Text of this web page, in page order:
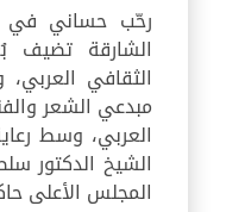
رحّب حساني في
الشارقة تضيف
الثقافي
مبدعي الشعر
العربي، وسط
الشيخ الدكتور
المجلس الأعلى